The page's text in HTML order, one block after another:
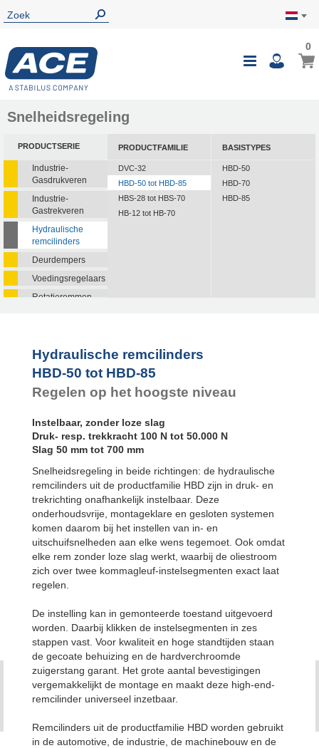
0
Snelheidsregeling
PRODUCTSERIE
Industrie-
Gasdrukveren
Industrie-
Gastrekveren
Hydraulische
remcilinders
Deurdempers
Voedingsregelaars
Rotatieremmen
PRODUCTFAMILIE
DVC-32
HBD-50 tot HBD-85
HBS-28 tot HBS-70
HB-12 tot HB-70
BASISTYPES
HBD-50
HBD-70
HBD-85
Hydraulische remcilinders
HBD-50 tot HBD-85
Regelen op het hoogste niveau
Instelbaar, zonder loze slag
Druk- resp. trekkracht 100 N tot 50.000 N
Slag 50 mm tot 700 mm
Snelheidsregeling in beide richtingen: de hydraulische
remcilinders uit de productfamilie HBD zijn in druk- en
trekrichting onafhankelijk instelbaar. Deze
onderhoudsvrije, montageklare en gesloten systemen
komen daarom bij het instellen van in- en
uitschuifsnelheden aan elke wens tegemoet. Ook omdat
elke rem zonder loze slag werkt, waarbij de oliestroom
zich over twee kommagleuf-instelsegmenten exact laat
regelen.
De instelling kan in gemonteerde toestand uitgevoerd
worden. Daarbij klikken de instelsegmenten in zes
stappen vast. Voor kwaliteit en hoge standtijden staan
de gecoate behuizing en de hardverchroomde
zuigerstang garant. Het grote aantal bevestigingen
vergemakkelijkt de montage en maakt deze high-end-
remcilinder universeel inzetbaar.
Remcilinders uit de productfamilie HBD worden gebruikt
in de automotive, de industrie, de machinebouw en de